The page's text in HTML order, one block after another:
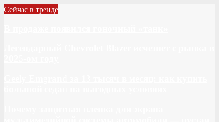
Сейчас в тренде